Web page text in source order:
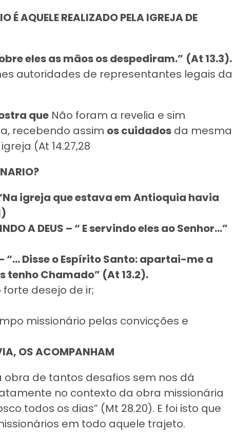
É AQUELE REALIZADO PELA IGREJA DE
eles as mãos os despediram.” (At 13.3).
autoridades de representantes legais da
que Não foram a revelia e sim
recebendo assim os cuidados da mesma
(At 14.27,28
“Na igreja que estava em Antioquia havia
A DEUS – “ E servindo eles ao Senhor…”
– “… Disse o Espírito Santo: apartai-me a
tenho Chamado” (At 13.2).
desejo de ir;
missionário pelas convicções e
OS ACOMPANHAM
de tantos desafios sem nos dá
no contexto da obra missionária
todos os dias” (Mt 28.20). E foi isto que
em todo aquele trajeto.